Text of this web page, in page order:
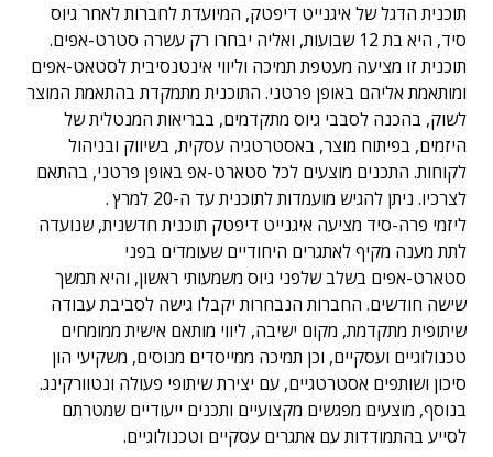
תוכנית הדגל של איגנייט דיפטק, המיועדת לחברות לאחר גיוס
סיד, היא בת 12 שבועות, ואליה יבחרו רק עשרה סטרט-אפים.
תוכנית זו מציעה מעטפת תמיכה וליווי אינטנסיבית לסטאט-אפים
ומותאמת אליהם באופן פרטני. התוכנית מתמקדת בהתאמת המוצר
לשוק, בהכנה לסבבי גיוס מתקדמים, בבריאות המנטלית של
היזמים, בפיתוח מוצר, באסטרטגיה עסקית, בשיווק ובניהול
לקוחות. התכנים מוצעים לכל סטארט-אפ באופן פרטני, בהתאם
לצרכיו. ניתן להגיש מועמדות לתוכנית עד ה-20 למרץ .
ליזמי פרה-סיד מציעה איגנייט דיפטק תוכנית חדשנית, שנועדה
לתת מענה מקיף לאתגרים היחודיים שעומדים בפני
סטארט-אפים בשלב שלפני גיוס משמעותי ראשון, והיא תמשך
שישה חודשים. החברות הנבחרות יקבלו גישה לסביבת עבודה
שיתופית מתקדמת, מקום ישיבה, ליווי מותאם אישית ממומחים
טכנולוגיים ועסקיים, וכן תמיכה ממייסדים מנוסים, משקיעי הון
סיכון ושותפים אסטרטגיים, עם יצירת שיתופי פעולה ונטוורקינג.
בנוסף, מוצעים מפגשים מקצועיים ותכנים ייעודיים שמטרתם
לסייע בהתמודדות עם אתגרים עסקיים וטכנולוגיים.